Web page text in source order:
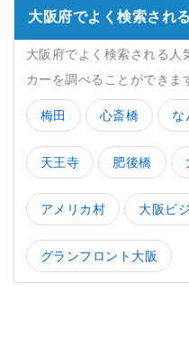
大阪府でよく検索され
大阪府でよく検索される人
カーを調べることができま
梅田 心斎橋 な
天王寺 肥後橋
アメリカ村 大阪ビ
グランフロント大阪